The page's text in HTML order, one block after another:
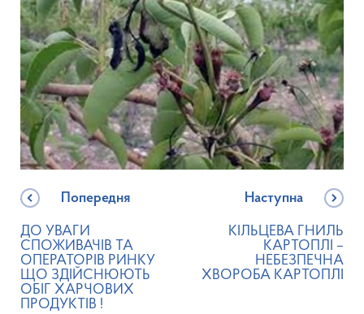
Попередня
ДО УВАГИ
СПОЖИВАЧІВ ТА
ОПЕРАТОРІВ РИНКУ
ЩО ЗДІЙСНЮЮТЬ
ОБІГ ХАРЧОВИХ
ПРОДУКТІВ !
Наступна
КІЛЬЦЕВА ГНИЛЬ
КАРТОПЛІ –
НЕБЕЗПЕЧНА
ХВОРОБА КАРТОПЛІ